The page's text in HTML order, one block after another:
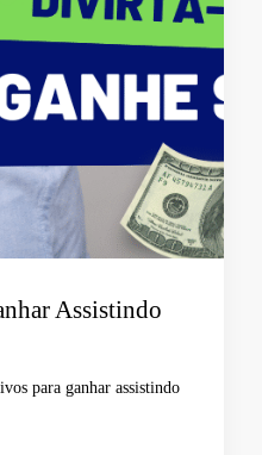
Assistindo
para ganhar assistindo